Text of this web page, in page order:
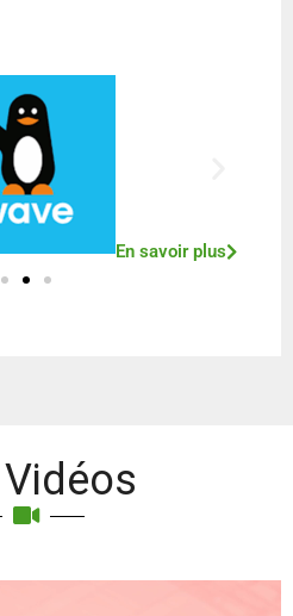
En savoir plus